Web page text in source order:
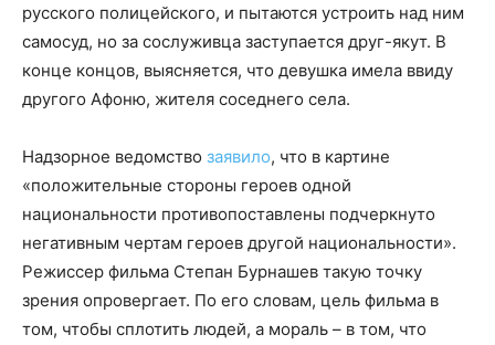
русского полицейского, и пытаются устроить над ним
самосуд, но за сослуживца заступается друг-якут. В
конце концов, выясняется, что девушка имела ввиду
другого Афоню, жителя соседнего села.
Надзорное ведомство заявило, что в картине
«положительные стороны героев одной
национальности противопоставлены подчеркнуто
негативным чертам героев другой национальности».
Режиссер фильма Степан Бурнашев такую точку
зрения опровергает. По его словам, цель фильма в
том, чтобы сплотить людей, а мораль – в том, что